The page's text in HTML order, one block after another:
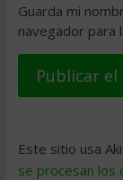
Guarda mi
navegador para
Este sitio usa
se procesan los